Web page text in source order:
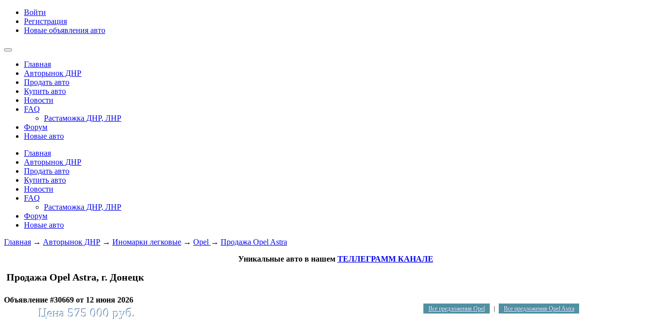
Войти
Регистрация
Новые объявления авто
Главная
Авторынок ДНР
Продать авто
Купить авто
Новости
FAQ
Растаможка ДНР, ЛНР
Форум
Новые авто
Главная
Авторынок ДНР
Продать авто
Купить авто
Новости
FAQ
Растаможка ДНР, ЛНР
Форум
Новые авто
Главная → Авторынок ДНР → Иномарки легковые → Opel → Продажа Opel Astra
Уникальные авто в нашем ТЕЛЛЕГРАММ КАНАЛЕ
Продажа Opel Astra, г. Донецк
Объявление #30669 от 12 июня 2026
Цена 575 000 руб. Все предложения Opel Все предложения Opel Astra